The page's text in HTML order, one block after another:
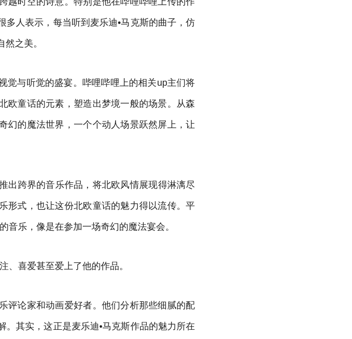
人表示，每当听到麦乐迪•马克斯的曲子，仿
之美。
觉与听觉的盛宴。哔哩哔哩上的相关up主们将
欧童话的元素，塑造出梦境一般的场景。从森
幻的魔法世界，一个个动人场景跃然屏上，让
出跨界的音乐作品，将北欧风情展现得淋漓尽
形式，也让这份北欧童话的魅力得以流传。平
音乐，像是在参加一场奇幻的魔法宴会。
、喜爱甚至爱上了他的作品。
评论家和动画爱好者。他们分析那些细腻的配
其实，这正是麦乐迪•马克斯作品的魅力所在